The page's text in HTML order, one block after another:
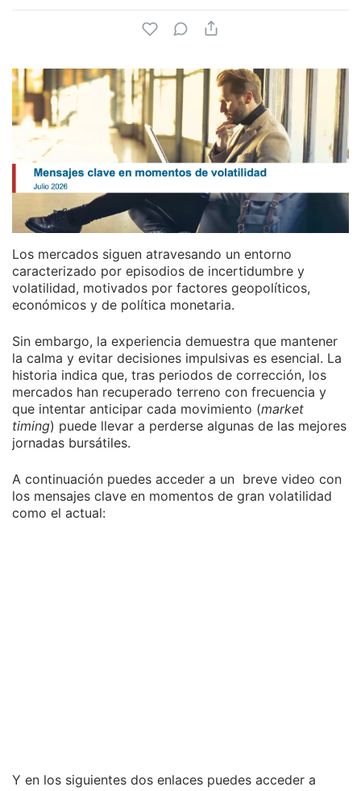
Los mercados siguen atravesando un entorno
caracterizado por episodios de incertidumbre y
volatilidad, motivados por factores geopolíticos,
económicos y de política monetaria.
Sin embargo, la experiencia demuestra que mantener
la calma y evitar decisiones impulsivas es esencial. La
historia indica que, tras periodos de corrección, los
mercados han recuperado terreno con frecuencia y
que intentar anticipar cada movimiento (market
timing) puede llevar a perderse algunas de las mejores
jornadas bursátiles.
A continuación puedes acceder a un breve video con
los mensajes clave en momentos de gran volatilidad
como el actual:
Y en los siguientes dos enlaces puedes acceder a